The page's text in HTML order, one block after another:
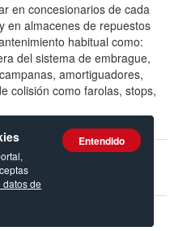
en concesionarios de cada
y en almacenes de repuestos
habitual como:
del sistema de embrague,
amortiguadores,
colisión como farolas, stops,
Compra carro
datos de
Entendido